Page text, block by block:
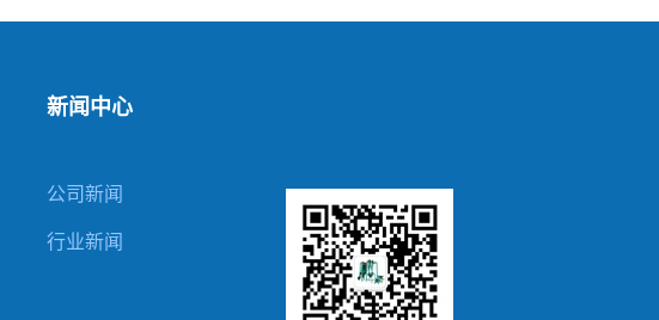
新闻中心
公司新闻
行业新闻